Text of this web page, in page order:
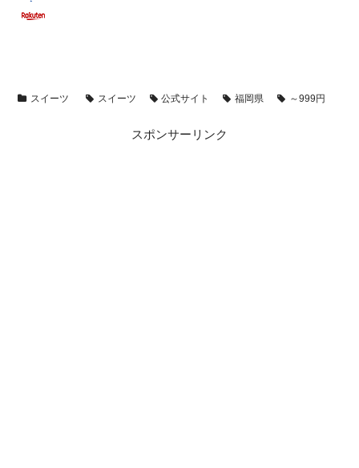
スイーツ スイーツ 公式サイト 福岡県 ～999円
スポンサーリンク